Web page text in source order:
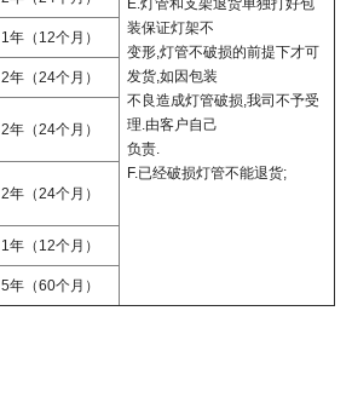
E.灯管和支架退货单独打好包
装保证灯架不
变形,灯管不破损的前提下才可
发货,如因包装
不良造成灯管破损,我司不予受
理.由客户自己
负责.
F.已经破损灯管不能退货;
1年（12个月）
2年（24个月）
2年（24个月）
2年（24个月）
1年（12个月）
5年（60个月）